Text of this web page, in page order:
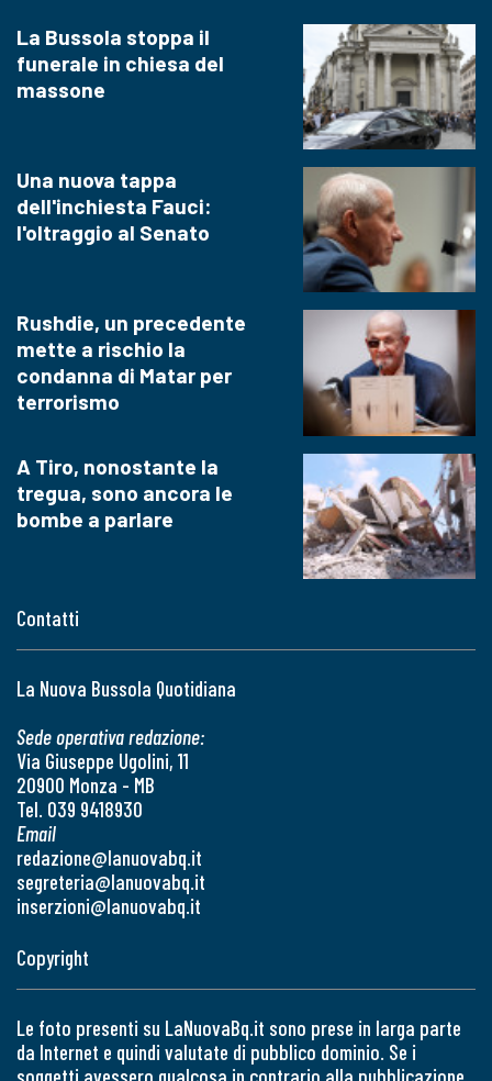
Contatti
La Nuova Bussola Quotidiana
Sede operativa redazione:
Via Giuseppe Ugolini, 11
20900 Monza - MB
Tel. 039 9418930
Email
redazione@lanuovabq.it
segreteria@lanuovabq.it
inserzioni@lanuovabq.it
La Bussola stoppa il
funerale in chiesa del
massone
Una nuova tappa
dell'inchiesta Fauci:
l'oltraggio al Senato
Rushdie, un precedente
mette a rischio la
condanna di Matar per
terrorismo
A Tiro, nonostante la
tregua, sono ancora le
bombe a parlare
Copyright
Le foto presenti su LaNuovaBq.it sono prese in larga parte
da Internet e quindi valutate di pubblico dominio. Se i